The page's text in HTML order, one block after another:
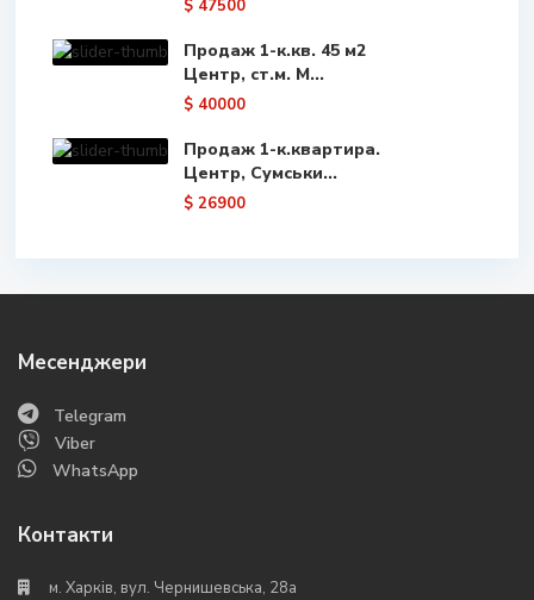
$ 47500
Продаж 1-к.кв. 45 м2
Центр, ст.м. М...
$ 40000
Продаж 1-к.квартира.
Центр, Сумськи...
$ 26900
Месенджери
Telegram
Viber
WhatsApp
Контакти
м. Харків, вул. Чернишевська, 28а